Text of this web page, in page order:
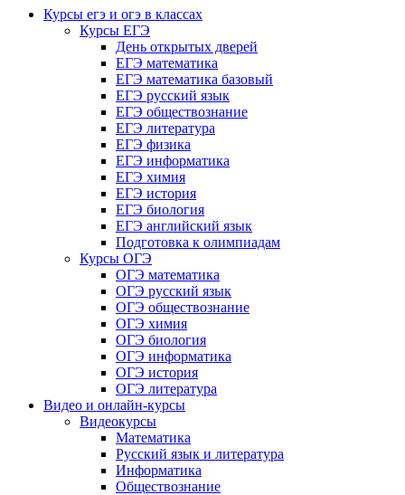
Курсы егэ и огэ в классах
Курсы ЕГЭ
День открытых дверей
ЕГЭ математика
ЕГЭ математика базовый
ЕГЭ русский язык
ЕГЭ обществознание
ЕГЭ литература
ЕГЭ физика
ЕГЭ информатика
ЕГЭ химия
ЕГЭ история
ЕГЭ биология
ЕГЭ английский язык
Подготовка к олимпиадам
Курсы ОГЭ
ОГЭ математика
ОГЭ русский язык
ОГЭ обществознание
ОГЭ химия
ОГЭ биология
ОГЭ информатика
ОГЭ история
ОГЭ литература
Видео и онлайн-курсы
Видеокурсы
Математика
Русский язык и литература
Информатика
Обществознание